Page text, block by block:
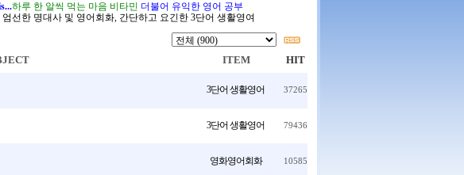
하루 한 알씩 먹는 마음 비타민 더불어 유익한 영어 공부
엄선한 명대사 및 영어회화, 간단하고 요긴한 3단어 생활영여
ITEM HIT
3단어 생활영어 37265
3단어 생활영어 79436
영화영어회화 10585